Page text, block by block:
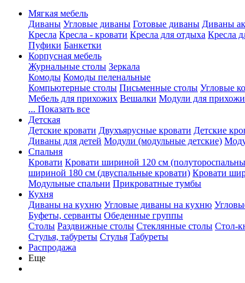
Мягкая мебель
Диваны Угловые диваны Готовые диваны Диваны
Кресла Кресла - кровати Кресла для отдыха Кресла
Пуфики Банкетки
Корпусная мебель
Журнальные столы Зеркала
Комоды Комоды пеленальные
Компьютерные столы Письменные столы Угловые
Мебель для прихожих Вешалки Модули для
... Показать все
Детская
Детские кровати Двухъярусные кровати Детские
Диваны для детей Модули (модульные детские)
Спальня
Кровати Кровати шириной 120 см
шириной 180 см (двуспальные кровати) Кровати
Модульные спальни Прикроватные тумбы
Кухня
Диваны на кухню Угловые диваны на кухню
Буфеты, серванты Обеденные группы
Столы Раздвижные столы Стеклянные столы Стол-
Стулья, табуреты Стулья Табуреты
Распродажа
Еще